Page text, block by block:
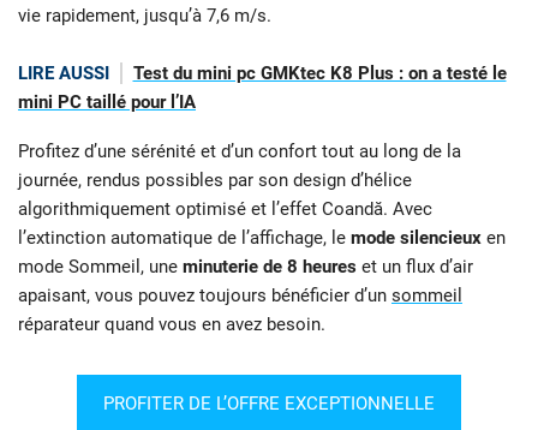
vie rapidement, jusqu’à 7,6 m/s.
LIRE AUSSI
Test du mini pc GMKtec K8 Plus : on a testé le
mini PC taillé pour l’IA
Profitez d’une sérénité et d’un confort tout au long de la
journée, rendus possibles par son design d’hélice
algorithmiquement optimisé et l’effet Coandă. Avec
l’extinction automatique de l’affichage, le mode silencieux en
mode Sommeil, une minuterie de 8 heures et un flux d’air
apaisant, vous pouvez toujours bénéficier d’un sommeil
réparateur quand vous en avez besoin.
PROFITER DE L’OFFRE EXCEPTIONNELLE